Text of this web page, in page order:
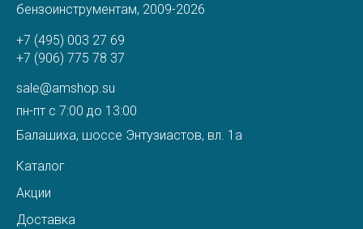
бензоинструментам, 2009-2026
+7 (495) 003 27 69
+7 (906) 775 78 37
sale@amshop.su
пн-пт с 7:00 до 13:00
Балашиха, шоссе Энтузиастов, вл. 1а
Каталог
Акции
Доставка